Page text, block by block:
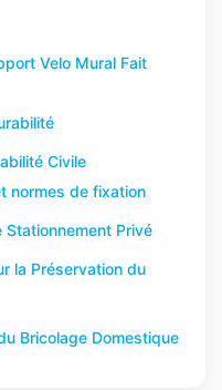
Velo Mural Fait
Civile
normes de fixation
Stationnement Privé
la Préservation du
Bricolage Domestique